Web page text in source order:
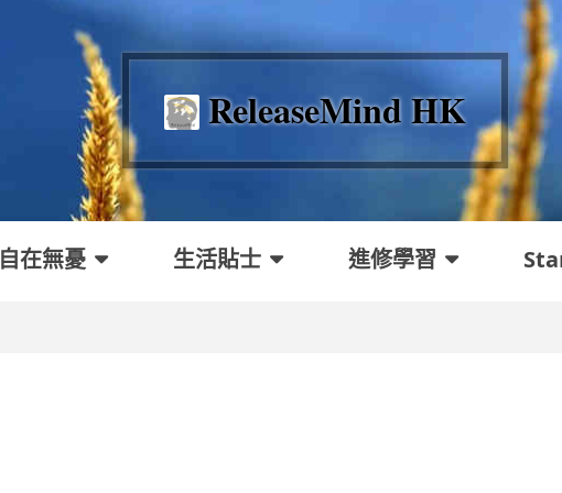
ReleaseMind HK
自在無憂 生活貼士 進修學習